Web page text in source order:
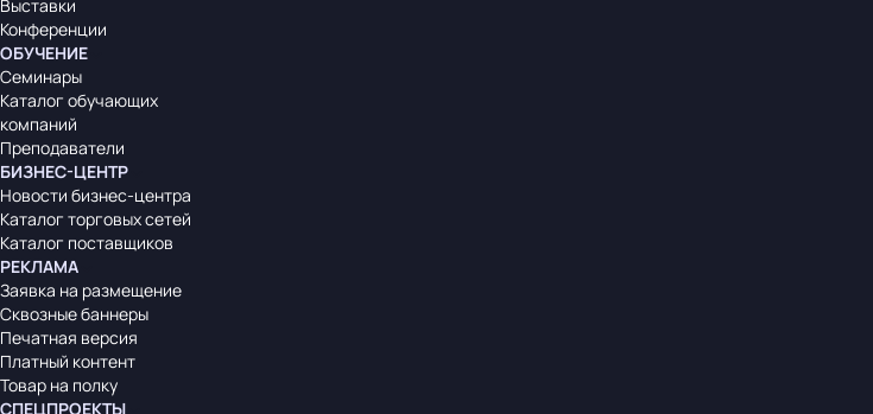
Выставки
Конференции
ОБУЧЕНИЕ
Семинары
Каталог обучающих
компаний
Преподаватели
БИЗНЕС-ЦЕНТР
Новости бизнес-центра
Каталог торговых сетей
Каталог поставщиков
РЕКЛАМА
Заявка на размещение
Сквозные баннеры
Печатная версия
Платный контент
Товар на полку
СПЕЦПРОЕКТЫ